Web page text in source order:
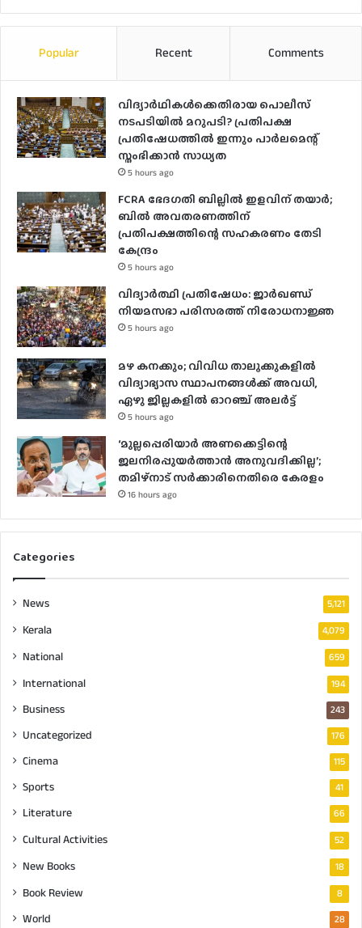
Popular Recent Comments
വിദ്യാര്‍ഥികള്‍ക്കെതിരായ പൊലീസ്
നടപടിയില്‍ മറുപടി? പ്രതിപക്ഷ
പ്രതിഷേധത്തില്‍ ഇന്നും പാര്‍ലമെന്റ്
സ്തംഭിക്കാന്‍ സാധ്യത
5 hours ago
FCRA ഭേദഗതി ബില്ലിൽ ഇളവിന് തയാർ;
ബിൽ അവതരണത്തിന്
പ്രതിപക്ഷത്തിന്റെ സഹകരണം തേടി
കേന്ദ്രം
5 hours ago
വിദ്യാർത്ഥി പ്രതിഷേധം: ജാർഖണ്ഡ്
നിയമസഭാ പരിസരത്ത് നിരോധനാജ്ഞ
5 hours ago
മഴ കനക്കും; വിവിധ താലൂക്കുകളില്‍
വിദ്യാഭ്യാസ സ്ഥാപനങ്ങള്‍ക്ക് അവധി,
ഏഴു ജില്ലകളില്‍ ഓറഞ്ച് അലർ‌ട്ട്
5 hours ago
‘മുല്ലപ്പെരിയാർ അണക്കെട്ടിന്റെ
ജലനിരപ്പുയർത്താൻ അനുവദിക്കില്ല’;
തമിഴ്‌നാട് സർക്കാരിനെതിരെ കേരളം
16 hours ago
Categories
News 5,121
Kerala 4,079
National 659
International 194
Business 243
Uncategorized 176
Cinema 115
Sports 41
Literature 66
Cultural Activities 52
New Books 18
Book Review 8
World 28